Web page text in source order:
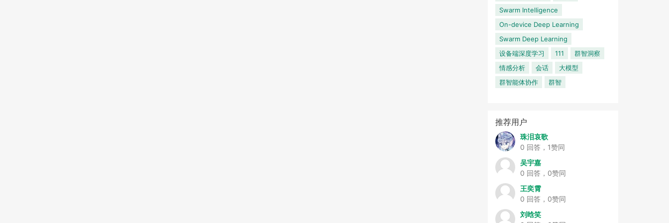
Swarm Intelligence
On-device Deep Learning
Swarm Deep Learning
设备端深度学习
111
群智洞察
情感分析
会话
大模型
群智能体协作
群智
推荐用户
珠泪哀歌
0 回答，1赞同
吴宇嘉
0 回答，0赞同
王奕霄
0 回答，0赞同
刘晗笑